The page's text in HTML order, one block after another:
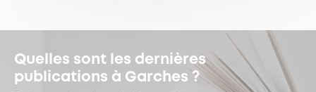
Quelles sont les dernières
publications à Garches ?